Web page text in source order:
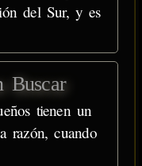
del Sur, y es
Buscar
tienen un
razón, cuando